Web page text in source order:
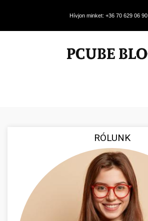
Hívjon minket: +36 70 629 06 90
RÓLUNK